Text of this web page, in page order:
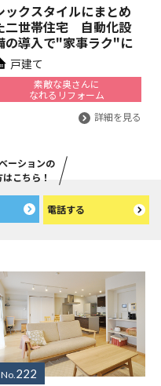
ックスタイルにまとめ
二世帯住宅 自動化設
の導入で"家事ラク"に
戸建て
素敵な奥さんに
なれるリフォーム
詳細を見る
ーションの
こちら！
電話する
No.222